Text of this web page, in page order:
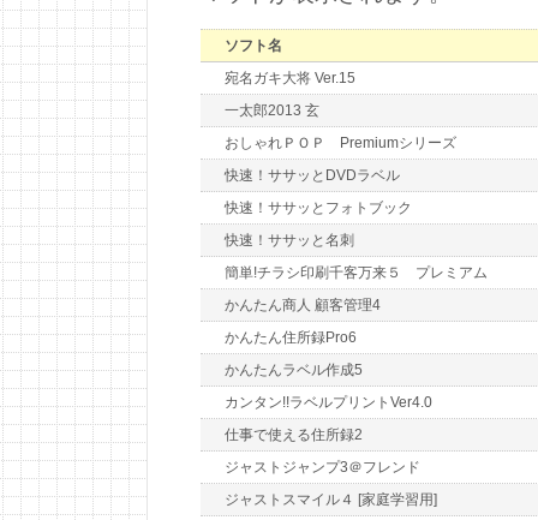
ソフト名
宛名ガキ大将 Ver.15
一太郎2013 玄
おしゃれＰＯＰ Premiumシリーズ
快速！ササッとDVDラベル
快速！ササッとフォトブック
快速！ササッと名刺
簡単!チラシ印刷千客万来５ プレミアム
かんたん商人 顧客管理4
かんたん住所録Pro6
かんたんラベル作成5
カンタン!!ラベルプリントVer4.0
仕事で使える住所録2
ジャストジャンプ3＠フレンド
ジャストスマイル４ [家庭学習用]